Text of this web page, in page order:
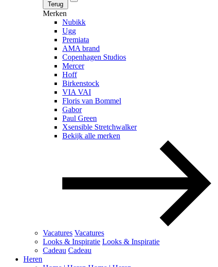
Terug
Merken
Nubikk
Ugg
Premiata
AMA brand
Copenhagen Studios
Mercer
Hoff
Birkenstock
VIA VAI
Floris van Bommel
Gabor
Paul Green
Xsensible Stretchwalker
Bekijk alle merken
Vacatures Vacatures
Looks & Inspiratie Looks & Inspiratie
Cadeau Cadeau
Heren